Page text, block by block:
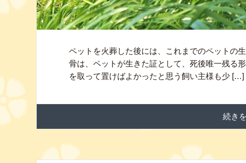
ペットを火葬した後には、これまでのペットの
骨は、ペットが生きた証として、死後唯一残る
を取って置けばよかったと思う飼い主様も少 […]
続き